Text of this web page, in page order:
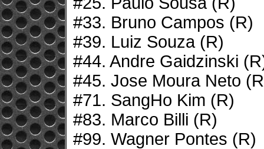
#33. Bruno Campos (R)
#39. Luiz Souza (R)
#44. Andre Gaidzinski
#45. Jose Moura Neto
#71. SangHo Kim (R)
#83. Marco Billi (R)
#99. Wagner Pontes (R)